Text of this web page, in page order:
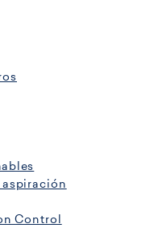
Control